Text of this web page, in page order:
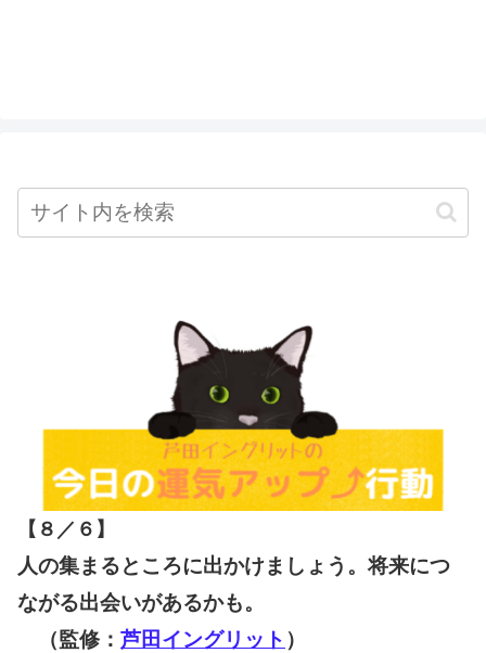
【８／６ 】
人の集まるところに出かけましょう。将来につ
ながる出会いがあるかも。
（監修： 芦田イングリット ）